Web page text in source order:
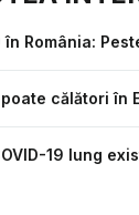
în România:
călători în
19 lung